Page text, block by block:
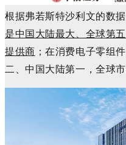
根据弗若斯特沙利文的数
是中国大陆最大、全球第
提供商 ；在消费电子零组
二、中国大陆第一，全球市